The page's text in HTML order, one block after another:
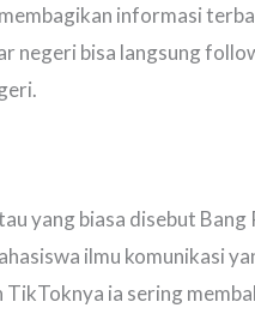
informasi
negeri bisa langsung
yang biasa disebut
ilmu komunikasi
TikToknya ia sering